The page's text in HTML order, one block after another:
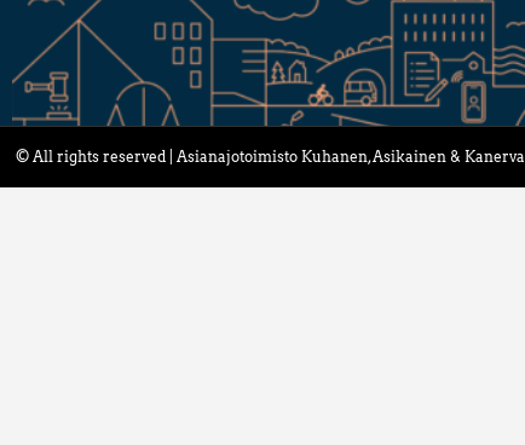
© All rights reserved | Asianajotoimisto Kuhanen, Asikainen & Kanerva